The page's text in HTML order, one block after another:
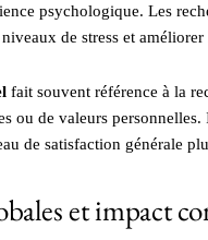
psychologique. Les
de stress et
fait souvent référence à la
ou de valeurs
de satisfaction générale
et impact